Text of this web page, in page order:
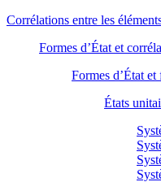
Corrélations entre les
Formes d’État et
Formes d’État
États